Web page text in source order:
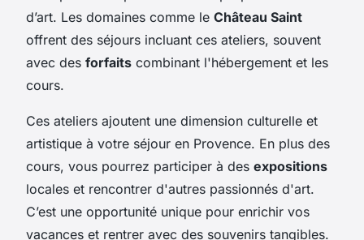
d’art. Les domaines comme le Château Saint
offrent des séjours incluant ces ateliers, souvent
avec des forfaits combinant l'hébergement et les
cours.
Ces ateliers ajoutent une dimension culturelle et
artistique à votre séjour en Provence. En plus des
cours, vous pourrez participer à des expositions
locales et rencontrer d'autres passionnés d'art.
C’est une opportunité unique pour enrichir vos
vacances et rentrer avec des souvenirs tangibles.